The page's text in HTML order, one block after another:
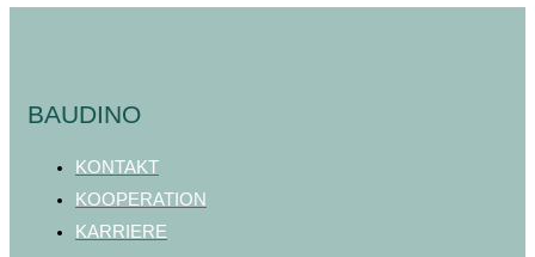
BAUDINO
KONTAKT
KOOPERATION
KARRIERE